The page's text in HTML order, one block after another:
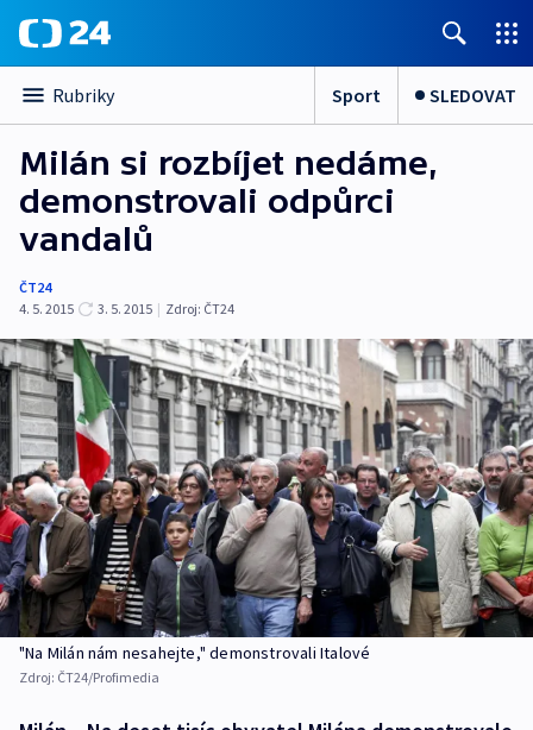
Rubriky Sport SLEDOVAT
Milán si rozbíjet nedáme,
demonstrovali odpůrci
vandalů
ČT24
4. 5. 2015
3. 5. 2015 | Zdroj: ČT24
"Na Milán nám nesahejte," demonstrovali Italové
Zdroj: ČT24/Profimedia